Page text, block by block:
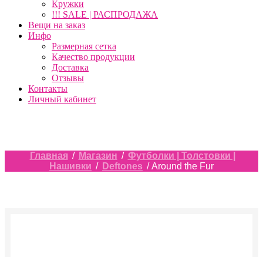
Кружки
!!! SALE | РАСПРОДАЖА
Вещи на заказ
Инфо
Размерная сетка
Качество продукции
Доставка
Отзывы
Контакты
Личный кабинет
Главная / Магазин / Футболки | Толстовки |
Нашивки / Deftones / Around the Fur